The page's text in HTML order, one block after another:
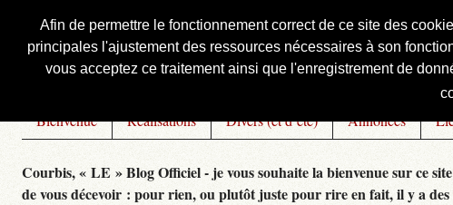
Afin de permettre le fonctionnement correct de ce site des
principales l'ajustement des ressources nécessaires à son
vous acceptez ce traitement ainsi que l'enregistrement de
Courbis, « LE » Blog Officiel
Bienvenue Réalisations Divers (et d’été) Annonces
Courbis, « LE » Blog Officiel - je vous souhaite la bienvenue sur ce
de vous décevoir : pour rien, ou plutôt juste pour rire en fait, il y a